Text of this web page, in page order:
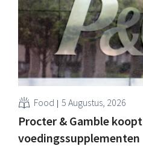
Food 5 Augustus, 2026
Procter & Gamble
voedingssupplementen